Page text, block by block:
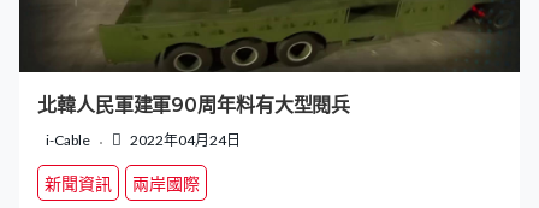
北韓人民軍建軍90周年料有大型閱兵
i-Cable 2022年04月24日
新聞資訊 兩岸國際